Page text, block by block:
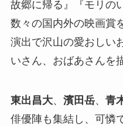
故郷に帰る』『モリの
数々の国内外の映画賞
演出で沢山の愛おしい
いさん、おばあさんを
東出昌大、 濱田岳、 青
俳優陣も集結し、可憐